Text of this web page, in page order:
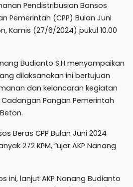
Pendistribusian Bansos
Pemerintah (CPP) Bulan Juni
Kamis (27/6/2024) pukul 10.00
Budianto S.H menyampaikan
dilaksanakan ini bertujuan
dan kelancaran kegiatan
Pangan Pemerintah
Beras CPP Bulan Juni 2024
272 KPM, “ujar AKP Nanang
ini, lanjut AKP Nanang Budianto